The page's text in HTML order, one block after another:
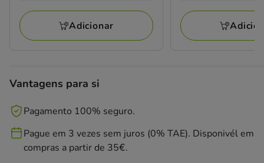
24.58€
Adicionar
24.58€
Vantagens para si
Pagamento 100% seguro.
Pague em 3 vezes sem juros (0% TAE). Disponivél em
compras a partir de 35€.